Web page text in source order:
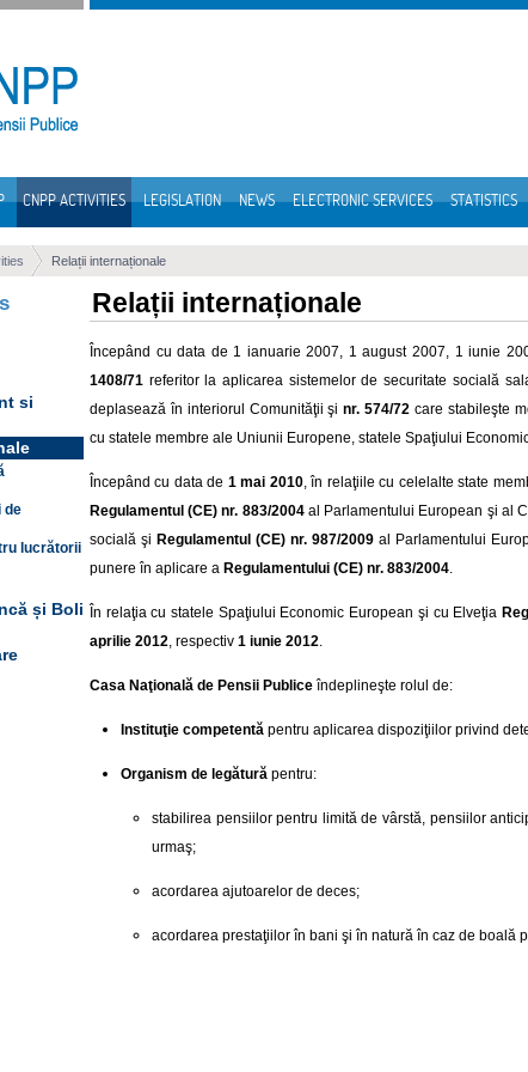
CNPP ACTIVITIES LEGISLATION NEWS ELECTRONIC SERVICES STATISTICS
Relații internaționale
si
de
lucrătorii
și Boli
Relații internaționale
Începând cu data de 1 ianuarie 2007, 1 august 2007, 1 iunie
1408/71 referitor la aplicarea sistemelor de securitate socială
deplasează în interiorul Comunităţii şinr. 574/72 care stabileşte
cu statele membre ale Uniunii Europene, statele Spaţiului
Începând cu data de 1 mai 2010, în relaţiile cu celelalte state
Regulamentul (CE) nr. 883/2004al Parlamentului European şi al
socială şi Regulamentul (CE) nr. 987/2009 al Parlamentului
punere în aplicare a Regulamentului (CE) nr. 883/2004
În relaţia cu statele Spaţiului Economic European şi cu Elveţia
aprilie 2012 , respectiv 1 iunie 2012
Casa Naţională de Pensii Publice îndeplineşte rolul de:
Instituţie competentă pentru aplicarea dispoziţiilor privind
Organism de legătură pentru:
stabilirea pensiilor pentru limită de vârstă, pensiilor
urmaş;
acordarea ajutoarelor de deces;
acordarea prestaţiilor în bani şi în natură în caz de boală